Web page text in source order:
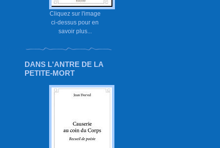
Cliquez sur l'image
ci-dessus pour en
savoir plus...
DANS L'ANTRE DE LA
PETITE-MORT